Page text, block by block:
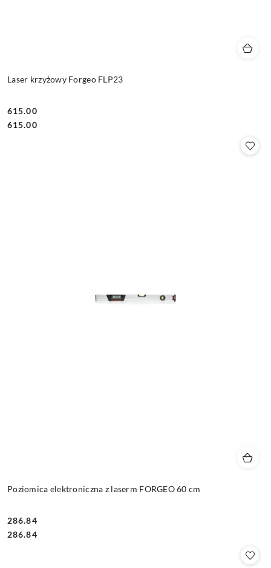
Laser krzyżowy Forgeo FLP23
Cena:
615.00
Cena:
615.00
Poziomica elektroniczna z laserm FORGEO 60 cm
Cena:
286.84
Cena:
286.84